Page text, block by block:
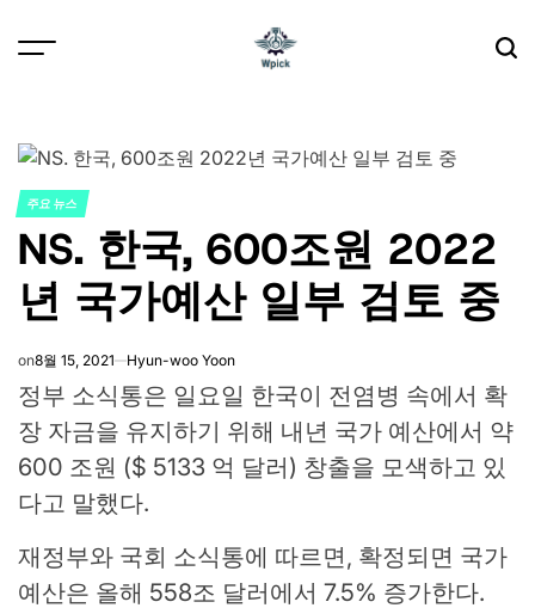
POSTED
IN
주요 뉴스
NS. 한국, 600조원 2022
년 국가예산 일부 검토 중
on8월 15, 2021 Hyun-woo Yoon
정부 소식통은 일요일 한국이 전염병 속에서 확
장 자금을 유지하기 위해 내년 국가 예산에서 약
600 조원 ($ 5133 억 달러) 창출을 모색하고 있
다고 말했다.
재정부와 국회 소식통에 따르면, 확정되면 국가
예산은 올해 558조 달러에서 7.5% 증가한다.